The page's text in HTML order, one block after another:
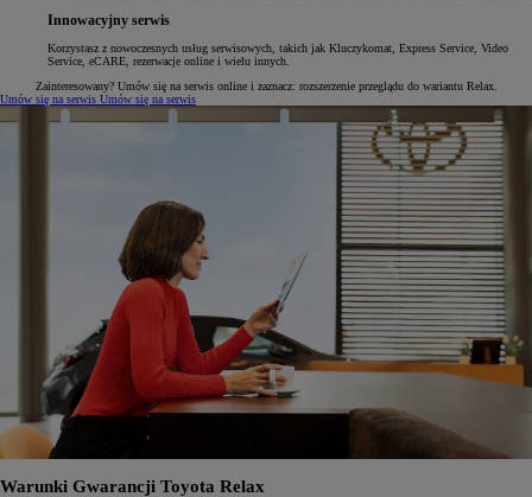
Innowacyjny serwis
Korzystasz z nowoczesnych usług serwisowych, takich jak Kluczykomat, Express Service, Video
Service, eCARE, rezerwacje online i wielu innych.
Zainteresowany? Umów się na serwis online i zaznacz: rozszerzenie przeglądu do wariantu Relax.
Umów się na serwis Umów się na serwis
Warunki Gwarancji Toyota Relax